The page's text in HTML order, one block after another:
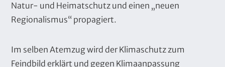
Natur- und Heimatschutz und einen „neuen
Regionalismus“ propagiert.
Im selben Atemzug wird der Klimaschutz zum
Feindbild erklärt und gegen Klimaanpassung